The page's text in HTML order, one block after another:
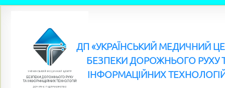
ДП «УКРАЇНСЬКИЙ МЕДИЧНИЙ
БЕЗПЕКИ ДОРОЖНЬОГО РУХУ
ІНФОРМАЦІЙНИХ